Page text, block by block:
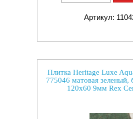
Артикул:
Плитка Heritage Luxe
775046 матовая
120x60 9мм Rex